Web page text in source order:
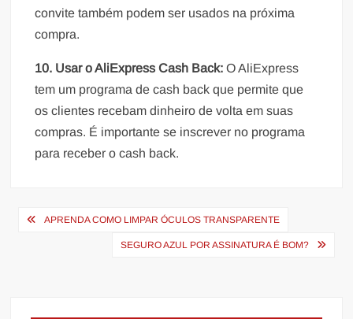
convite também podem ser usados na próxima
compra.
10. Usar o AliExpress Cash Back: O AliExpress
tem um programa de cash back que permite que
os clientes recebam dinheiro de volta em suas
compras. É importante se inscrever no programa
para receber o cash back.
Navegação
APRENDA COMO LIMPAR ÓCULOS TRANSPARENTE
SEGURO AZUL POR ASSINATURA É BOM?